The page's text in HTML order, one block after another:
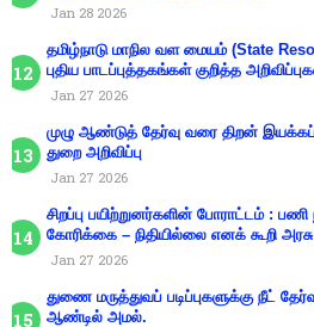
Jan 28 2026
தமிழ்நாடு மாநில வள மையம் (State
புதிய பாடப்புத்தகங்கள் குறித்த
Jan 27 2026
முழு ஆண்டுத் தேர்வு வரை திறன் இயக்கப்
துறை அறிவிப்பு
Jan 27 2026
சிறப்பு பயிற்றுனர்களின் போராட்டம் : பணி
கோரிக்கை – நிதியில்லை எனக் கூறி அரசு
Jan 27 2026
துணை மருத்துவப் படிப்புகளுக்கு நீட்
ஆண்டில் அமல்.